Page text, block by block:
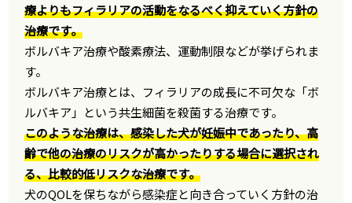
療よりもフィラリアの活動をなるべく抑えていく方針の
治療です。
ボルバキア治療や酸素療法、運動制限などが挙げられま
す。
ボルバキア治療とは、フィラリアの成長に不可欠な「ボ
ルバキア」という共生細菌を殺菌する治療です。
このような治療は、感染した犬が妊娠中であったり、高
齢で他の治療のリスクが高かったりする場合に選択され
る、比較的低リスクな治療です。
犬のQOLを保ちながら感染症と向き合っていく方針の治